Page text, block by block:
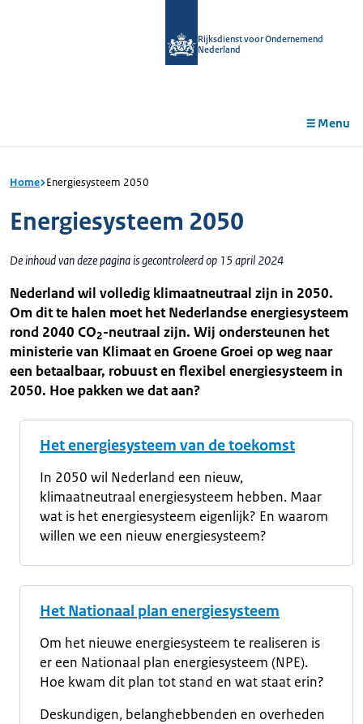
Rijksdienst voor Ondernemend
Nederland
Menu
Home Energiesysteem 2050
Energiesysteem 2050
De inhoud van deze pagina is gecontroleerd op 15 april 2024
Nederland wil volledig klimaatneutraal zijn in 2050.
Om dit te halen moet het Nederlandse energiesysteem
rond 2040 CO2-neutraal zijn. Wij ondersteunen het
ministerie van Klimaat en Groene Groei op weg naar
een betaalbaar, robuust en flexibel energiesysteem in
2050. Hoe pakken we dat aan?
Het energiesysteem van de toekomst
In 2050 wil Nederland een nieuw,
klimaatneutraal energiesysteem hebben. Maar
wat is het energiesysteem eigenlijk? En waarom
willen we een nieuw energiesysteem?
Het Nationaal plan energiesysteem
Om het nieuwe energiesysteem te realiseren is
er een Nationaal plan energiesysteem (NPE).
Hoe kwam dit plan tot stand en wat staat erin?
Deskundigen, belanghebbenden en overheden